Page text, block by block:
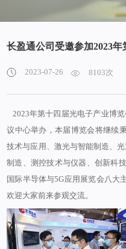
长盈通公司受邀参加2023
2023-07-26 8103次
2023年第十四届光电子产业博
议中心举办，本届博览会将继续
技术与应用、激光与智能制造、
制造、测控技术与仪器、创新科
国际半导体与5G应用展览会八大
欢迎大家前来参观交流。